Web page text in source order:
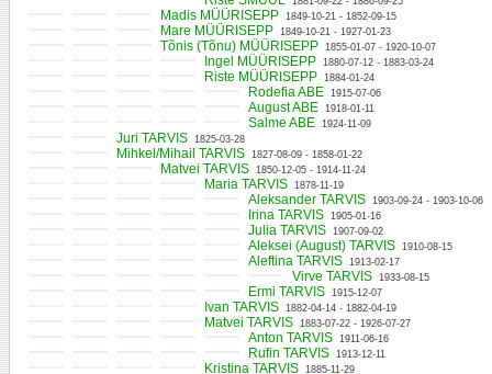
Madis MÜÜRISEPP 1849-10-21 - 1852-09-15
Mare MÜÜRISEPP 1849-10-21 - 1927-01-23
Tõnis (Tõnu) MÜÜRISEPP 1855-01-07 - 1920-10-07
Ingel MÜÜRISEPP 1880-07-12 - 1883-03-24
Riste MÜÜRISEPP 1884-01-24
Rodefia ABE 1915-07-06
August ABE 1918-01-11
Salme ABE 1924-11-09
Juri TARVIS 1825-03-28
Mihkel/Mihail TARVIS 1827-08-09 - 1858-01-22
Matvei TARVIS 1850-12-05 - 1914-11-24
Maria TARVIS 1878-11-19
Aleksander TARVIS 1903-09-24 - 1903-10-06
Irina TARVIS 1905-01-16
Julia TARVIS 1907-09-02
Aleksei (August) TARVIS 1910-08-15
Aleftina TARVIS 1913-02-17
Virve TARVIS 1933-08-15
Ermi TARVIS 1915-12-07
Ivan TARVIS 1882-04-14 - 1882-04-19
Matvei TARVIS 1883-07-22 - 1926-07-27
Anton TARVIS 1911-06-16
Rufin TARVIS 1913-12-11
Kristina TARVIS 1885-11-29